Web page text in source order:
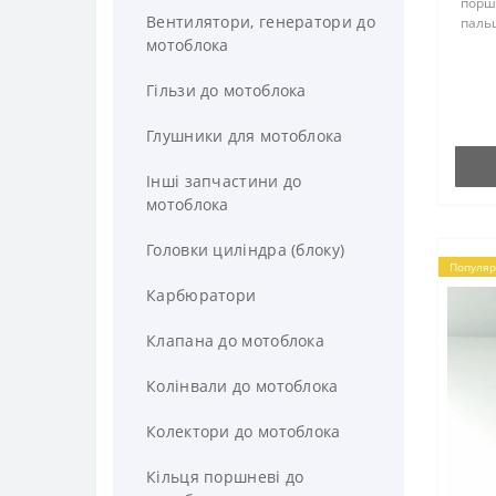
Вентилятори, генератори до
мотоблока
Гільзи до мотоблока
Глушники для мотоблока
Інші запчастини до
мотоблока
Головки циліндра (блоку)
Карбюратори
Клапана до мотоблока
Колінвали до мотоблока
Колектори до мотоблока
Кільця поршневі до
до